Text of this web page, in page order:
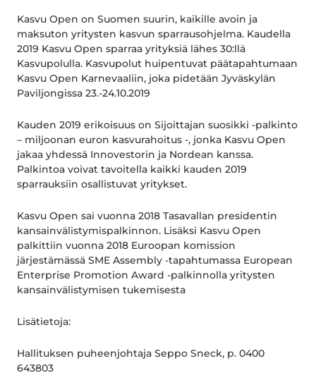
Kasvu Open on Suomen suurin, kaikille avoin ja
maksuton yritysten kasvun sparrausohjelma. Kaudella
2019 Kasvu Open sparraa yrityksiä lähes 30:llä
Kasvupolulla. Kasvupolut huipentuvat päätapahtumaan
Kasvu Open Karnevaaliin, joka pidetään Jyväskylän
Paviljongissa 23.-24.10.2019
Kauden 2019 erikoisuus on Sijoittajan suosikki -palkinto
– miljoonan euron kasvurahoitus -, jonka Kasvu Open
jakaa yhdessä Innovestorin ja Nordean kanssa.
Palkintoa voivat tavoitella kaikki kauden 2019
sparrauksiin osallistuvat yritykset.
Kasvu Open sai vuonna 2018 Tasavallan presidentin
kansainvälistymispalkinnon. Lisäksi Kasvu Open
palkittiin vuonna 2018 Euroopan komission
järjestämässä SME Assembly -tapahtumassa European
Enterprise Promotion Award -palkinnolla yritysten
kansainvälistymisen tukemisesta
Lisätietoja:
Hallituksen puheenjohtaja Seppo Sneck, p. 0400
643803